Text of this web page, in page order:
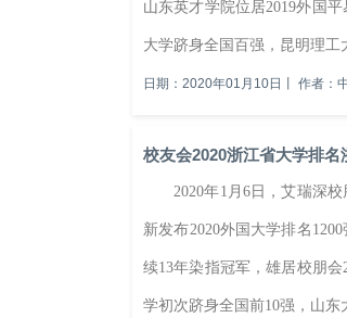
山东英才学院位居2019外国
大学跻身全国百强，昆明理工
日期：2020年01月10日 作者：
校友会2020浙江省大学排
2020年1月6日，艾瑞深校
新发布2020外国大学排名
续13年染指冠军，雄居校朋
学初次跻身全国前10强，山东